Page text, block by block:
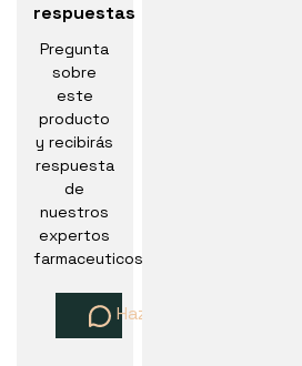
respuestas
Pregunta
sobre
este
producto
y recibirás
respuesta
de
nuestros
expertos
farmaceuticos
Haz una pregunta